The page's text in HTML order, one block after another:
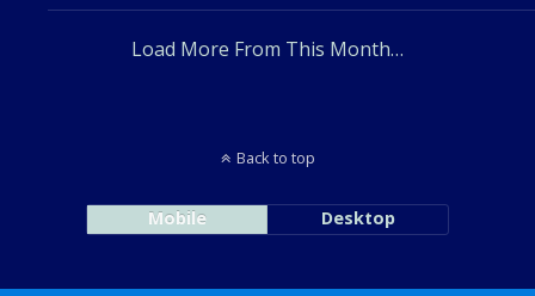
Load More From This Month…
Back to top
Mobile Desktop